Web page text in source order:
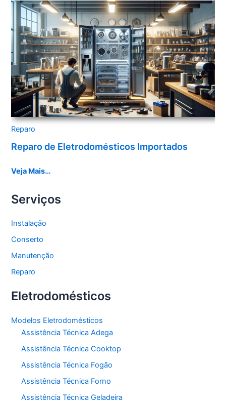
Reparo
Reparo de Eletrodomésticos Importados
Veja Mais…
Serviços
Instalação
Conserto
Manutenção
Reparo
Eletrodomésticos
Modelos Eletrodomésticos
Assistência Técnica Adega
Assistência Técnica Cooktop
Assistência Técnica Fogão
Assistência Técnica Forno
Assistência Técnica Geladeira